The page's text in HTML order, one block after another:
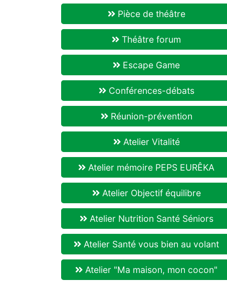
Pièce de théâtre
Théâtre forum
Escape Game
Conférences-débats
Réunion-prévention
Atelier Vitalité
Atelier mémoire PEPS EURÊKA
Atelier Objectif équilibre
Atelier Nutrition Santé Séniors
Atelier Santé vous bien au volant
Atelier "Ma maison, mon cocon"